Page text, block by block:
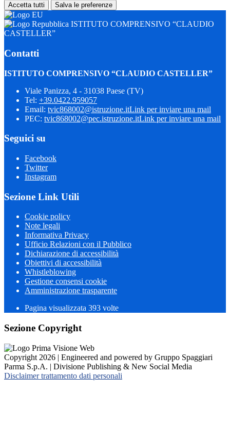
Accetta tutti Salva le preferenze
ISTITUTO COMPRENSIVO “CLAUDIO
CASTELLER”
Contatti
ISTITUTO COMPRENSIVO “CLAUDIO CASTELLER”
Viale Panizza, 4 - 31038 Paese (TV)
Tel: +39.0422.959057
Email: tvic868002@istruzione.itLink per inviare una mail
PEC: tvic868002@pec.istruzione.itLink per inviare una mail
Seguici su
Facebook
Twitter
Instagram
Sezione Link Utili
Cookie policy
Note legali
Informativa Privacy
Ufficio Relazioni con il Pubblico
Dichiarazione di accessibilità
Obiettivi di accessibilità
Whistleblowing
Gestione consensi cookie
Amministrazione trasparente
Pagina visualizzata 393 volte
Sezione Copyright
Copyright 2026 | Engineered and powered by Gruppo Spaggiari
Parma S.p.A. | Divisione Publishing & New Social Media
Disclaimer trattamento dati personali